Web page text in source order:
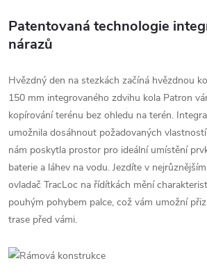
Patentovaná technologie
nárazů
Hvězdný den na stezkách začíná hvězdnou
150 mm integrovaného zdvihu kola Patron
kopírování terénu bez ohledu na terén.
umožnila dosáhnout požadovaných
nám poskytla prostor pro ideální umístění
baterie a láhev na vodu. Jezdíte v
ovladač TracLoc na řídítkách mění
pouhým pohybem palce, což vám umožní
trase před vámi.